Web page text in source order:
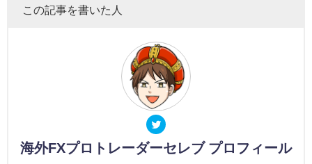
この記事を書いた人
海外FXプロトレーダーセレブ プロフィール